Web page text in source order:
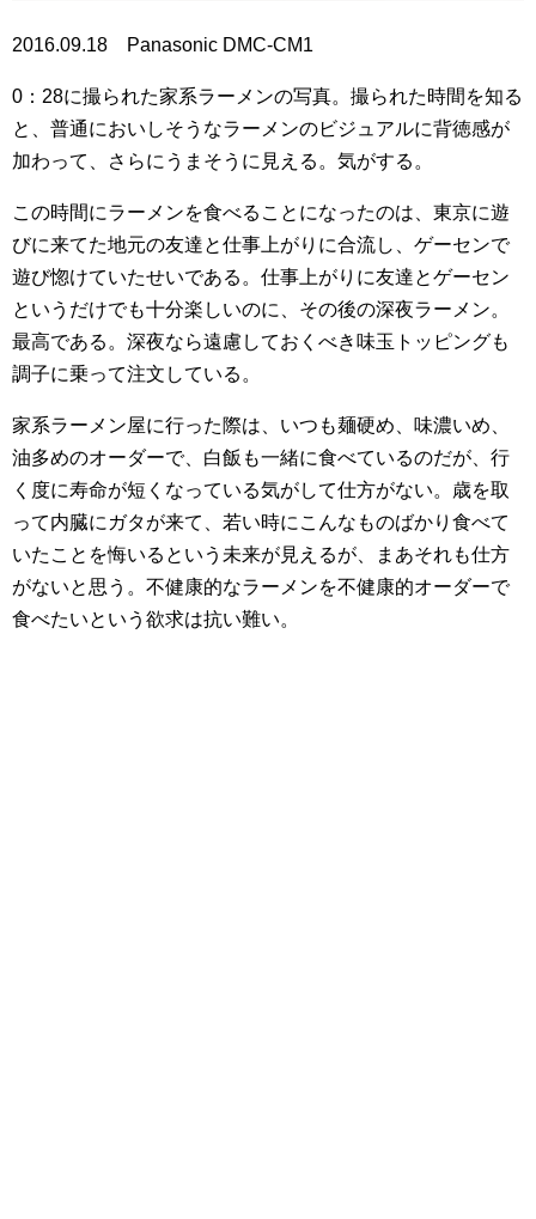
2016.09.18 Panasonic DMC-CM1
0：28に撮られた家系ラーメンの写真。撮られた時間を知る
と、普通においしそうなラーメンのビジュアルに背徳感が
加わって、さらにうまそうに見える。気がする。
この時間にラーメンを食べることになったのは、東京に遊
びに来てた地元の友達と仕事上がりに合流し、ゲーセンで
遊び惚けていたせいである。仕事上がりに友達とゲーセン
というだけでも十分楽しいのに、その後の深夜ラーメン。
最高である。深夜なら遠慮しておくべき味玉トッピングも
調子に乗って注文している。
家系ラーメン屋に行った際は、いつも麺硬め、味濃いめ、
油多めのオーダーで、白飯も一緒に食べているのだが、行
く度に寿命が短くなっている気がして仕方がない。歳を取
って内臓にガタが来て、若い時にこんなものばかり食べて
いたことを悔いるという未来が見えるが、まあそれも仕方
がないと思う。不健康的なラーメンを不健康的オーダーで
食べたいという欲求は抗い難い。